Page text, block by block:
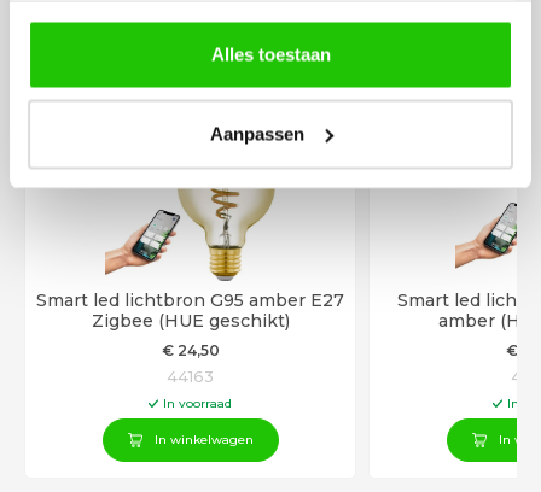
Alles toestaan
Aanpassen
Alle producten uit deze serie
Smart led lichtbron G95 amber E27
Zigbee (HUE geschikt)
€24,50
44163
In voorraad
In winkelwagen
Smart led
amber
€
In
In